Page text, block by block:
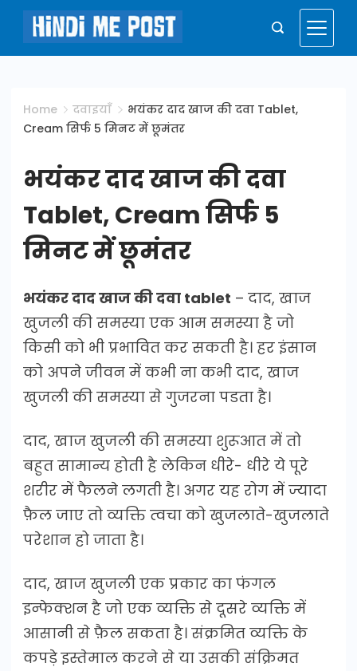
Skip
content
Hindi
Me
Post
Home दवाइयाँ
भयंकर दाद खाज की दवा Tablet,
Cream सिर्फ 5 मिनट में छूमंतर
भयंकर दाद खाज की दवा
Tablet, Cream सिर्फ 5
मिनट में छूमंतर
भयंकर दाद खाज की दवा tablet – दाद, खाज
खुजली की समस्या एक आम समस्या है जो
किसी को भी प्रभावित कर सकती है। हर इंसान
को अपने जीवन में कभी ना कभी दाद, खाज
खुजली की समस्या से गुजरना पडता है।
दाद, खाज खुजली की समस्या शुरूआत में तो
बहुत सामान्य होती है लेकिन धीरे- धीरे ये पूरे
शरीर में फैलने लगती है। अगर यह रोग में ज्यादा
फ़ैल जाए तो व्यक्ति त्वचा को खुजलाते-खुजलाते
परेशान हो जाता है।
दाद, खाज खुजली एक प्रकार का फंगल
इन्फेक्शन है जो एक व्यक्ति से दूसरे व्यक्ति में
आसानी से फ़ैल सकता है। संक्रमित व्यक्ति के
कपड़े इस्तेमाल करने से या उसकी संक्रिमत